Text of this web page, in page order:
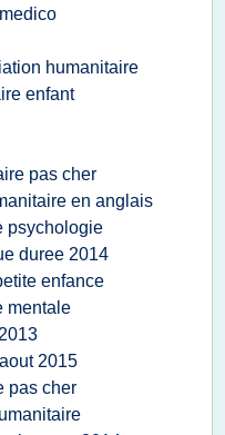
humanitaire
enfant
pas cher
en anglais
psychologie
duree 2014
enfance
mentale
2015
pas cher